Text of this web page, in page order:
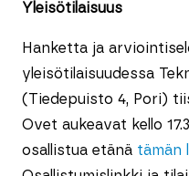
Yleisötilaisuus
Hanketta ja
yleisötilaisuudessa
(Tiedepuisto 4, Pori)
Ovet aukeavat kello
osallistua etänä tämän